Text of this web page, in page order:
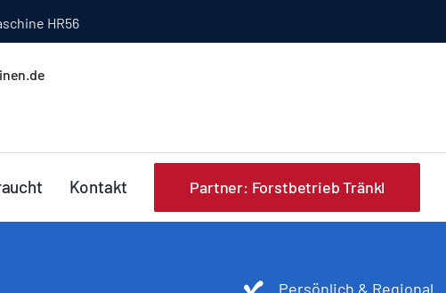
HR56
Kontakt Partner: Forstbetrieb Tränkl
Persönlich & Regional.